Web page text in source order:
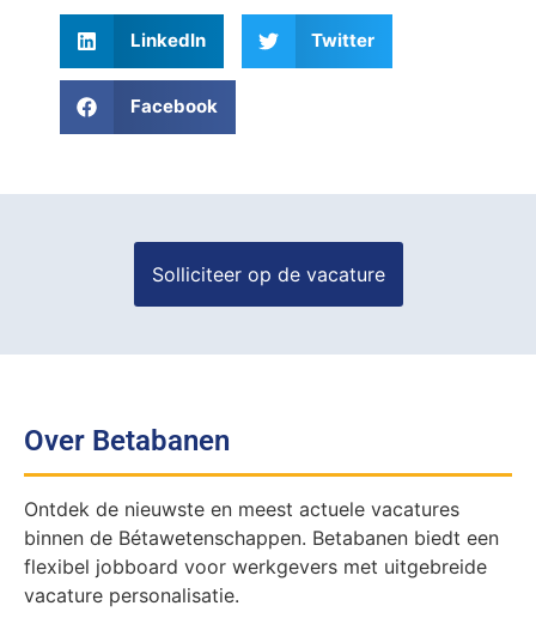
LinkedIn Twitter
Facebook
Over Betabanen
Ontdek de nieuwste en meest actuele vacatures
binnen de Bétawetenschappen. Betabanen biedt een
flexibel jobboard voor werkgevers met uitgebreide
vacature personalisatie.